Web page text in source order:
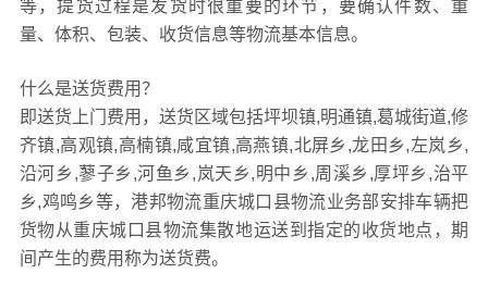
等，提货过程是发货时很重要的环节，要确认件数、重
量、体积、包装、收货信息等物流基本信息。
什么是送货费用？
即送货上门费用，送货区域包括坪坝镇,明通镇,葛城街道,修
齐镇,高观镇,高楠镇,咸宜镇,高燕镇,北屏乡,龙田乡,左岚乡,
沿河乡,蓼子乡,河鱼乡,岚天乡,明中乡,周溪乡,厚坪乡,治平
乡,鸡鸣乡等，港邦物流重庆城口县物流业务部安排车辆把
货物从重庆城口县物流集散地运送到指定的收货地点，期
间产生的费用称为送货费。